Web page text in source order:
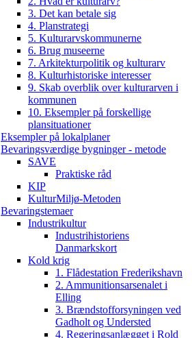
3. Det kan betale sig
4. Planstrategi
5. Kulturarvskommunerne
6. Brug museerne
7. Arkitekturpolitik og kulturarv
8. Kulturhistoriske interesser
9. Skab overblik over kulturarven i
kommunen
10. Eksempler på forskellige
plansituationer
Eksempler på lokalplaner
Bevaringsværdige bygninger - metode
SAVE
Praktiske råd
KIP
KulturMiljø-Metoden
Bevaringstemaer
Industrikultur
Industrihistoriens
Danmarkskort
Kold krig
1. Flådestation Frederikshavn
2. Ammunitionsarsenalet i
Elling
3. Brændstofforsyningen ved
Gadholt og Understed
4. Regeringsanlægget i Rold